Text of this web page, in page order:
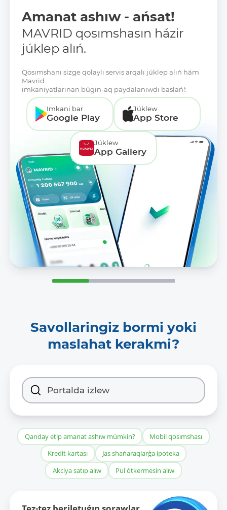
Amanat ashıw - ańsat!
MAVRID qosımshasın házir
júklep alıń.
Qosımshanı sizge qolaylı servis arqalı júklep alıń hám
Mavrid
imkaniyatlarınan búgin-aq paydalanıwdı baslań!:
Imkani bar
Google Play
Júklew
App Store
Júklew
App Gallery
Savollaringiz bormi yoki
maslahat kerakmi?
Qanday etip amanat ashıw múmkin?
Mobil qosımshası
Kredit kartası
Jas shańaraqlarǵa ipoteka
Akciya satıp alıw
Pul ótkermesin alıw